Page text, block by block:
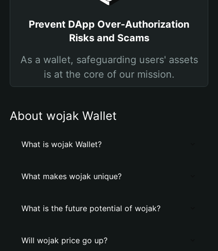
Prevent DApp Over-Authorization
Risks and Scams
As a wallet, safeguarding users' assets
is at the core of our mission.
About wojak Wallet
What is wojak Wallet?
What makes wojak unique?
What is the future potential of wojak?
Will wojak price go up?